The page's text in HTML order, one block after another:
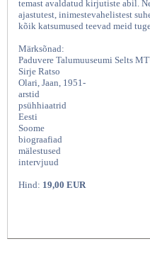
Jaan Olari - arst,
temast avaldatud kirjutiste abil.
ajastutest, inimestevahelistest
kõik katsumused teevad meid
Märksõnad:
Paduvere Talumuuseumi Selts
Sirje Ratso
Olari, Jaan, 1951-
arstid
psühhiaatrid
Eesti
Soome
biograafiad
mälestused
intervjuud
Hind: 19,00 EUR